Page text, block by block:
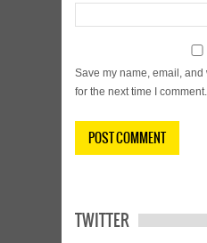
Save my name, email,
for the next time I comment.
TWITTER